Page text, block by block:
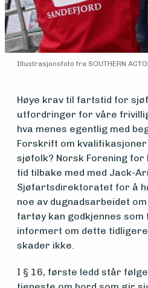
Medlemsfartøy
Søk
om
midler
Illustrasjonsfoto fra SOUTHERN
Høye krav til fartstid for
utfordringer for våre
hva menes egentlig med
Forskrift om
sjøfolk? Norsk Forening
tid tilbake med med Jack-
Sjøfartsdirektoratet for å
noe av dugnadsarbeidet
fartøy kan godkjennes som
informert om dette
skader ikke.
I § 16, første ledd står